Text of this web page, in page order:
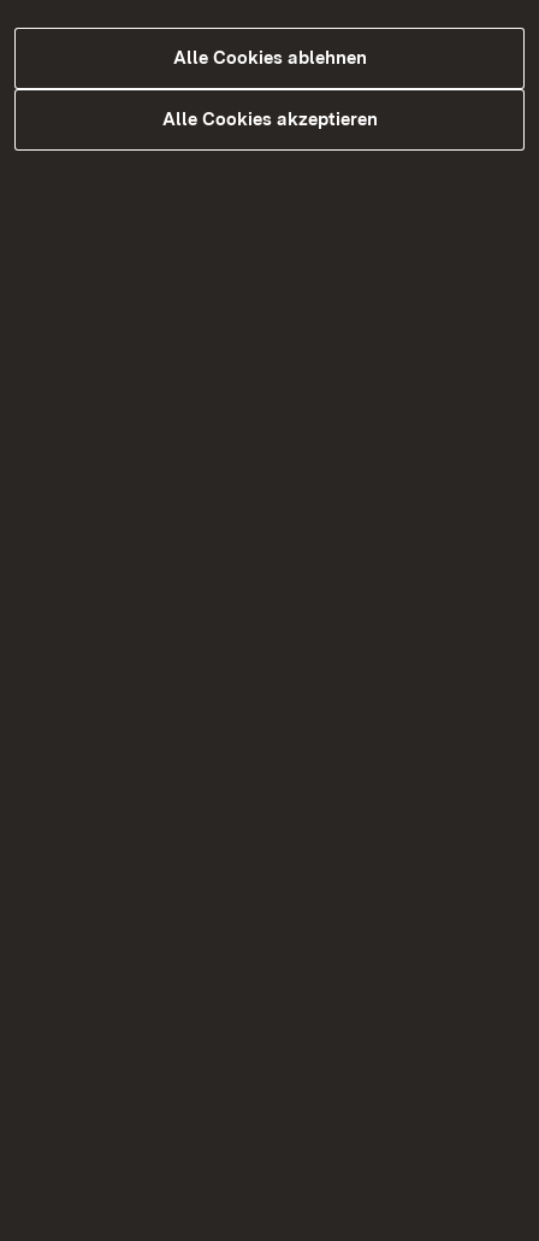
Alle Cookies ablehnen
Alle Cookies akzeptieren